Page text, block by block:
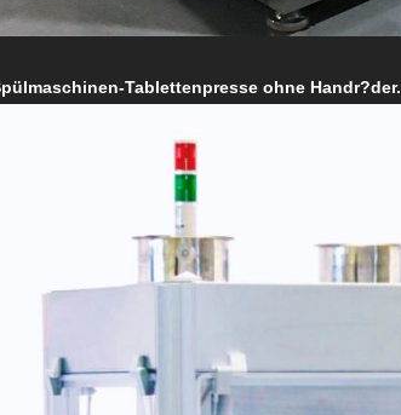
Tablettenpresse ohne Handr?der.